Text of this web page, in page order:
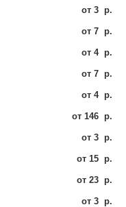
от 3 р.
от 7 р.
от 4 р.
от 7 р.
от 4 р.
от 146 р.
от 3 р.
от 15 р.
от 23 р.
от 3 р.